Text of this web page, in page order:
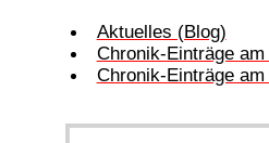
Aktuelles (Blog)
Chronik-Einträge am
Chronik-Einträge am